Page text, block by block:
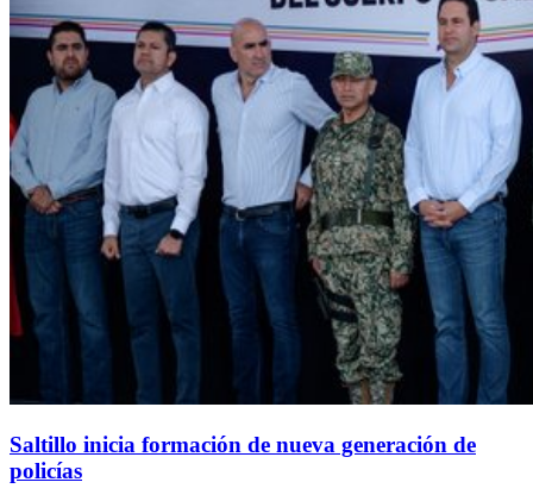
Saltillo inicia formación de nueva generación de
policías